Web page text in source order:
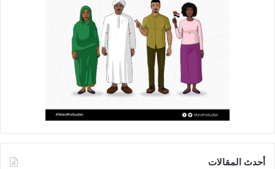
أحدث المقالات